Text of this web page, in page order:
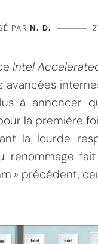
PARN. D. —————
Intel
à annoncer
la première
la lourde
renommage
» précédent,